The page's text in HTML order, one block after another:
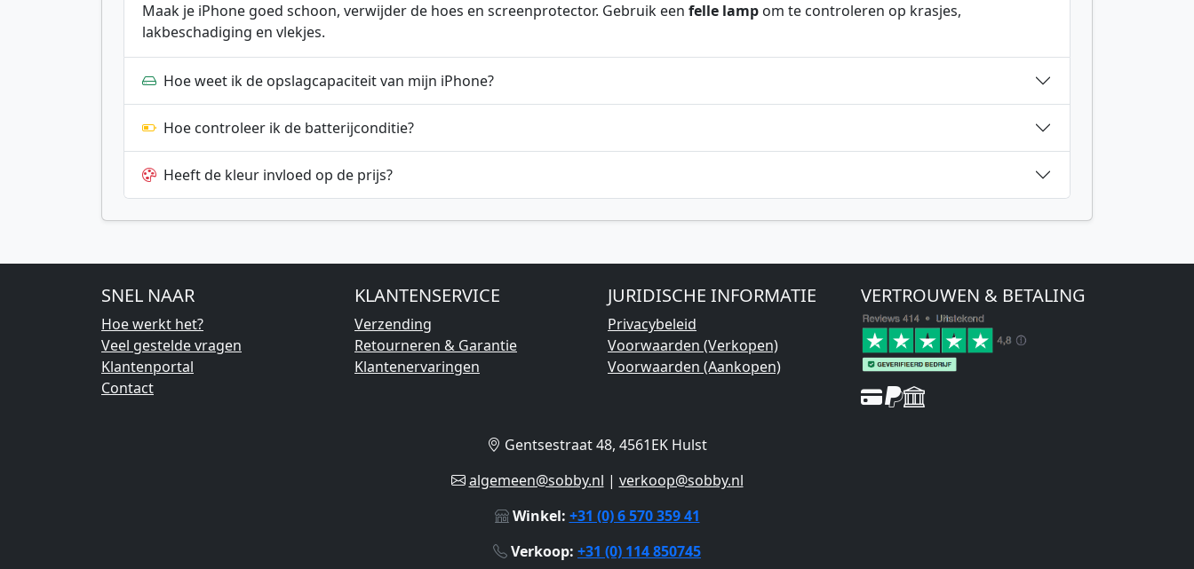
Maak je iPhone goed schoon, verwijder de hoes en screenprotector. Gebruik een felle lamp om te controleren op krasjes,
lakbeschadiging en vlekjes.
Hoe weet ik de opslagcapaciteit van mijn iPhone?
Hoe controleer ik de batterijconditie?
Heeft de kleur invloed op de prijs?
SNEL NAAR
Hoe werkt het?
Veel gestelde vragen
Klantenportal
Contact
KLANTENSERVICE
Verzending
Retourneren & Garantie
Klantenervaringen
JURIDISCHE INFORMATIE
Privacybeleid
Voorwaarden (Verkopen)
Voorwaarden (Aankopen)
VERTROUWEN & BETALING
Gentsestraat 48, 4561EK Hulst
algemeen@sobby.nl | verkoop@sobby.nl
Winkel: +31 (0) 6 570 359 41
Verkoop: +31 (0) 114 850745